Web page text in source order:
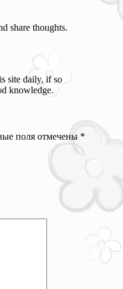
share thoughts.
site daily, if so
knowledge.
поля отмечены *